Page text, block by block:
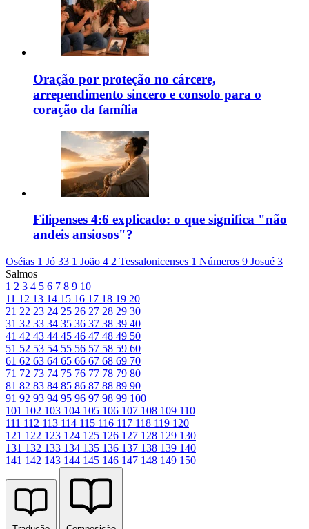
Oração por proteção no cárcere,
arrependimento sincero e consolo para o
coração da família
Filipenses 4:6 explicado: o que significa "não
andeis ansiosos"?
Oséias 1 Jó 33 1 João 4 2 Tessalonicenses 1 Números 9 Josué 3
Salmos
1 2 3 4 5 6 7 8 9 10
11 12 13 14 15 16 17 18 19 20
21 22 23 24 25 26 27 28 29 30
31 32 33 34 35 36 37 38 39 40
41 42 43 44 45 46 47 48 49 50
51 52 53 54 55 56 57 58 59 60
61 62 63 64 65 66 67 68 69 70
71 72 73 74 75 76 77 78 79 80
81 82 83 84 85 86 87 88 89 90
91 92 93 94 95 96 97 98 99 100
101 102 103 104 105 106 107 108 109 110
111 112 113 114 115 116 117 118 119 120
121 122 123 124 125 126 127 128 129 130
131 132 133 134 135 136 137 138 139 140
141 142 143 144 145 146 147 148 149 150